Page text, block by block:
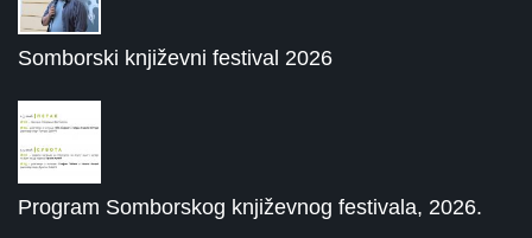
Somborski književni festival 2026
Program Somborskog književnog festivala, 2026.